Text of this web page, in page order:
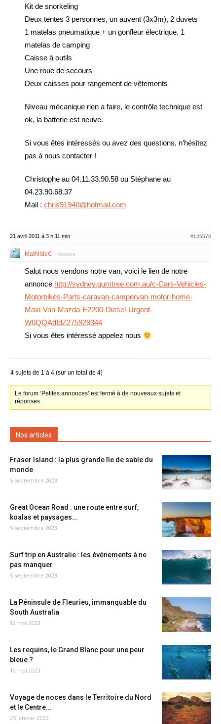
Kit de snorkeling
Deux tentes 3 personnes, un auvent (3x3m), 2 duvets
1 matelas pneumatique + un gonfleur électrique, 1
matelas de camping
Caisse à outils
Une roue de secours
Deux caisses pour rangement de vêtements
Niveau mécanique rien a faire, le contrôle technique est
ok, la batterie est neuve.
Si vous êtes intéressés ou avez des questions, n’hésitez
pas à nous contacter !
Christophe au 04.11.33.90.58 ou Stéphane au
04.23.90.68.37
Mail : chris91940@hotmail.com
21 avril 2011 à 3 h 11 min #125576
MathildeC Membre
Salut nous vendons notre van, voici le lien de notre
annonce http://sydney.gumtree.com.au/c-Cars-Vehicles-
Motorbikes-Parts-caravan-campervan-motor-home-
Maxi-Van-Mazda-E2200-Diesel-Urgent-
W0QQAdIdZ275929344
Si vous êtes intéressé appelez nous
4 sujets de 1 à 4 (sur un total de 4)
Le forum ‘Petites annonces’ est fermé à de nouveaux sujets et
réponses.
Nos articles
Fraser Island : la plus grande île de sable du
monde
5 septembre 2023
Great Ocean Road : une route entre surf,
koalas et paysages...
5 septembre 2023
Surf trip en Australie : les événements à ne
pas manquer
5 septembre 2023
La Péninsule de Fleurieu, immanquable du
South Australia
12 mai 2023
Les requins, le Grand Blanc pour une peur
bleue ?
10 mai 2023
Voyage de noces dans le Territoire du Nord
et le Centre...
25 janvier 2023